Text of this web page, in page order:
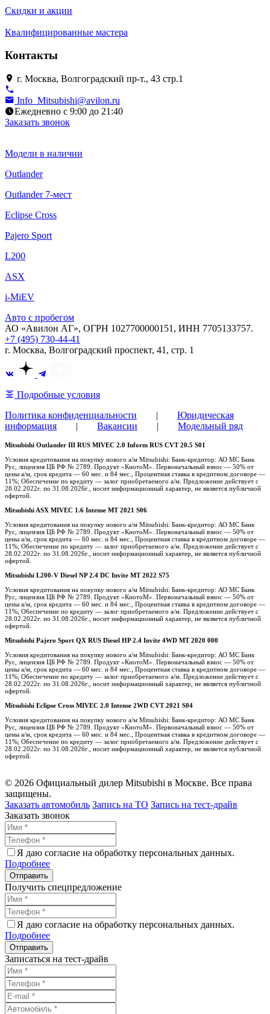
Скидки и акции
Квалифицированные мастера
Контакты
г. Москва, Волгоградский пр-т., 43 стр.1
Info_Mitsubishi@avilon.ru
Ежедневно с 9:00 до 21:40
Заказать звонок
Модели в наличии
Outlander
Outlander 7-мест
Eclipse Cross
Pajero Sport
L200
ASX
i-MiEV
Авто с пробегом
АО «Авилон АГ», ОГРН 1027700000151, ИНН 7705133757.
+7 (495) 730-44-41
г. Москва, Волгоградский проспект, 41, стр. 1
Подробные условия
Политика конфиденциальности | Юридическая
информация | Вакансии | Модельный ряд
Mitsubishi Outlander III RUS MIVEC 2.0 Inform RUS CVT 20.5 S01
Условия кредитования на покупку нового а/м Mitsubishi: Банк-кредитор: АО МС Банк
Рус, лицензия ЦБ РФ № 2789. Продукт «КиотоМ». Первоначальный взнос — 50% от
цены а/м, срок кредита — 60 мес. и 84 мес., Процентная ставка в кредитном договоре —
11%; Обеспечение по кредиту — залог приобретаемого а/м. Предложение действует с
28.02.2022г. по 31.08.2026г., носит информационный характер, не является публичной
офертой.
Mitsubishi ASX MIVEC 1.6 Intense MT 2021 S06
Условия кредитования на покупку нового а/м Mitsubishi: Банк-кредитор: АО МС Банк
Рус, лицензия ЦБ РФ № 2789. Продукт «КиотоМ». Первоначальный взнос — 50% от
цены а/м, срок кредита — 60 мес. и 84 мес., Процентная ставка в кредитном договоре —
11%; Обеспечение по кредиту — залог приобретаемого а/м. Предложение действует с
28.02.2022г. по 31.08.2026г., носит информационный характер, не является публичной
офертой.
Mitsubishi L200-V Diesel NP 2.4 DC Invite MT 2022 S75
Условия кредитования на покупку нового а/м Mitsubishi: Банк-кредитор: АО МС Банк
Рус, лицензия ЦБ РФ № 2789. Продукт «КиотоМ». Первоначальный взнос — 50% от
цены а/м, срок кредита — 60 мес. и 84 мес., Процентная ставка в кредитном договоре —
11%; Обеспечение по кредиту — залог приобретаемого а/м. Предложение действует с
28.02.2022г. по 31.08.2026г., носит информационный характер, не является публичной
офертой.
Mitsubishi Pajero Sport QX RUS Diesel HP 2.4 Invite 4WD MT 2020 000
Условия кредитования на покупку нового а/м Mitsubishi: Банк-кредитор: АО МС Банк
Рус, лицензия ЦБ РФ № 2789. Продукт «КиотоМ». Первоначальный взнос — 50% от
цены а/м, срок кредита — 60 мес. и 84 мес., Процентная ставка в кредитном договоре —
11%; Обеспечение по кредиту — залог приобретаемого а/м. Предложение действует с
28.02.2022г. по 31.08.2026г., носит информационный характер, не является публичной
офертой.
Mitsubishi Eclipse Cross MIVEC 2.0 Intense 2WD CVT 2021 S04
Условия кредитования на покупку нового а/м Mitsubishi: Банк-кредитор: АО МС Банк
Рус, лицензия ЦБ РФ № 2789. Продукт «КиотоМ». Первоначальный взнос — 50% от
цены а/м, срок кредита — 60 мес. и 84 мес., Процентная ставка в кредитном договоре —
11%; Обеспечение по кредиту — залог приобретаемого а/м. Предложение действует с
28.02.2022г. по 31.08.2026г., носит информационный характер, не является публичной
офертой.
© 2026 Официальный дилер Mitsubishi в Москве. Все права
защищены.
Заказать автомобиль Запись на ТО Запись на тест-драйв
Заказать звонок
Я даю согласие на обработку персональных данных.
Подробнее
Получить спецпредложение
Я даю согласие на обработку персональных данных.
Подробнее
Записаться на тест-драйв